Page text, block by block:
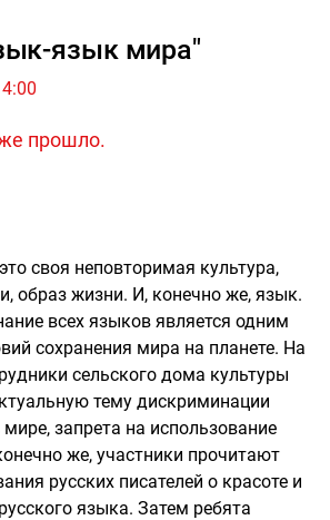
язык мира"
прошло.
своя неповторимая культура,
образ жизни. И, конечно же, язык.
всех языков является одним
сохранения мира на планете. На
сельского дома культуры
тему дискриминации
запрета на использование
же, участники прочитают
русских писателей о красоте и
языка. Затем ребята